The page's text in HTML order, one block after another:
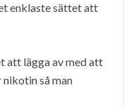
enklaste sättet att
att lägga av med att
så man